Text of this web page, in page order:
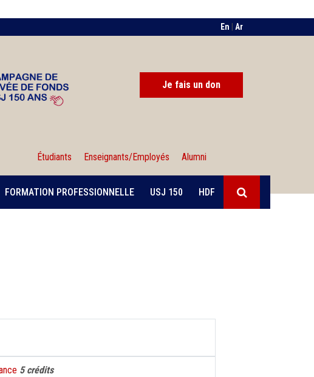
En
Ar
Je fais un don
Étudiants Enseignants/Employés Alumni
FORMATION PROFESSIONNELLE USJ 150 HDF
5 crédits